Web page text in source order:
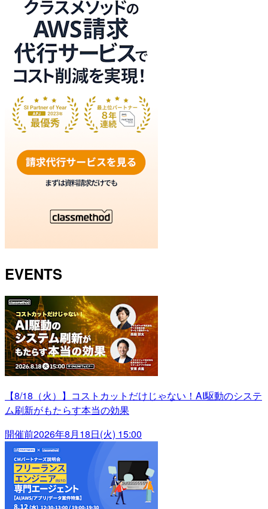
EVENTS
【8/18（火）】コストカットだけじゃない！AI駆動のシステ
ム刷新がもたらす本当の効果
開催前2026年8月18日(火) 15:00